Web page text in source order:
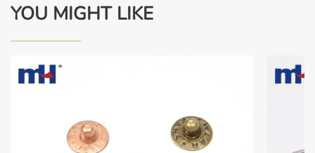
YOU MIGHT LIKE